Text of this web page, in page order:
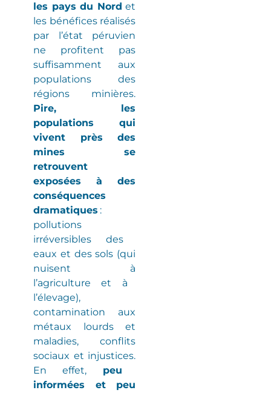
les pays du Nord et
les bénéfices réalisés
par l’état péruvien
ne profitent pas
suffisamment aux
populations des
régions minières.
Pire, les
populations qui
vivent près des
mines se
retrouvent
exposées à des
conséquences
dramatiques :
pollutions
irréversibles des
eaux et des sols (qui
nuisent à
l’agriculture et à
l’élevage),
contamination aux
métaux lourds et
maladies, conflits
sociaux et injustices.
En effet, peu
informées et peu